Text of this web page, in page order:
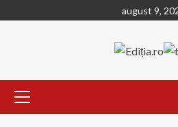
to
august 9,
Menu